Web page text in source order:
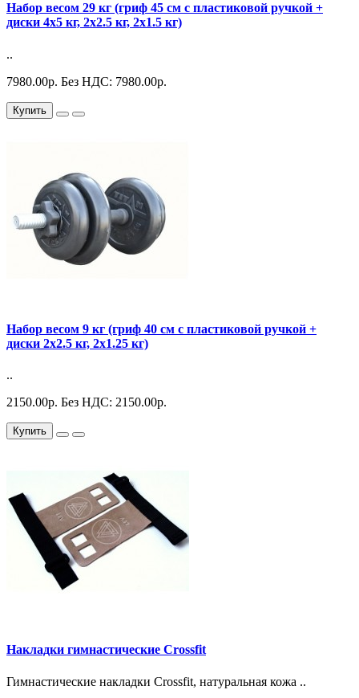
Набор весом 29 кг (гриф 45 см с пластиковой ручкой +
диски 4х5 кг, 2х2.5 кг, 2х1.5 кг)
..
7980.00р. Без НДС: 7980.00р.
Купить
Набор весом 9 кг (гриф 40 см с пластиковой ручкой +
диски 2х2.5 кг, 2х1.25 кг)
..
2150.00р. Без НДС: 2150.00р.
Купить
Накладки гимнастические Crossfit
Гимнастические накладки Crossfit, натуральная кожа ..